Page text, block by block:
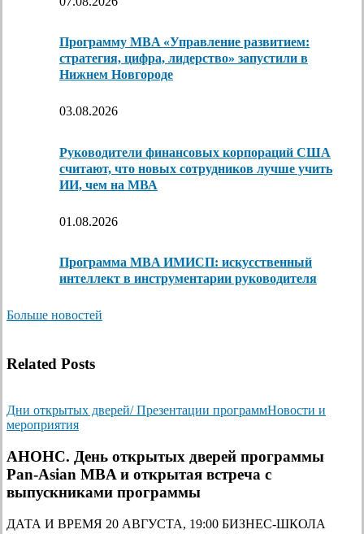
Программу MBA «Управление развитием:
стратегия, цифра, лидерство» запустили в
Нижнем Новгороде
03.08.2026
Руководители финансовых корпораций США
считают, что новых сотрудников лучше учить
ИИ, чем на МВА
01.08.2026
Программа MBA ИМИСП: искусственный
интеллект в инструментарии руководителя
Больше новостей
Related Posts
Дни открытых дверей/ Презентации программНовости и
мероприятия
АНОНС. День открытых дверей программы
Pan-Asian MBA и открытая встреча с
выпускниками программы
ДАТА И ВРЕМЯ 20 АВГУСТА, 19:00 БИЗНЕС-ШКОЛА